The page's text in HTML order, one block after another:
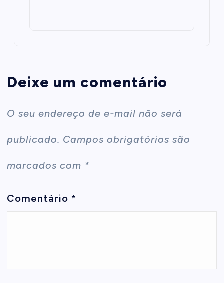
Deixe um comentário
O seu endereço de e-mail não será
publicado. Campos obrigatórios são
marcados com *
Comentário *